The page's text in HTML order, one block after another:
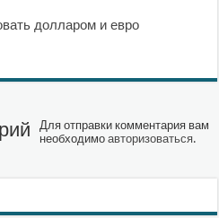
долларом и евро
Для отправки комментария вам
необходимоавторизоваться.